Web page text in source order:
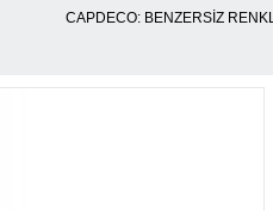
CAPDECO: BENZERSIZ